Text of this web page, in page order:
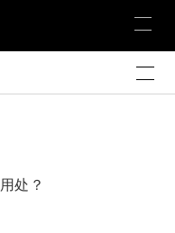
处？